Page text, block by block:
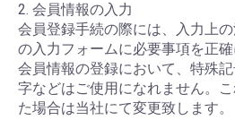
2. 会員情報の入力
会員登録手続の際には、入力上
の入力フォームに必要事項を正確
会員情報の登録において、特殊
字などはご使用になれません。
た場合は当社にて変更致します。